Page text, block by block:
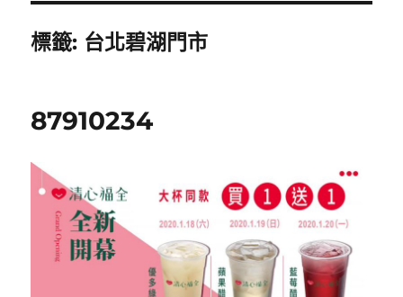
標籤: 台北碧湖門市
87910234